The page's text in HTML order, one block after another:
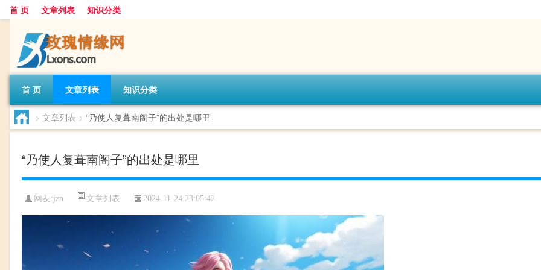
首 页 文章列表 知识分类
首 页 文章列表 知识分类
> 文章列表 > “乃使人复葺南阁子”的出处是哪里
“乃使人复葺南阁子”的出处是哪里
网友:jzn 文章列表 2024-11-24 23:05:42